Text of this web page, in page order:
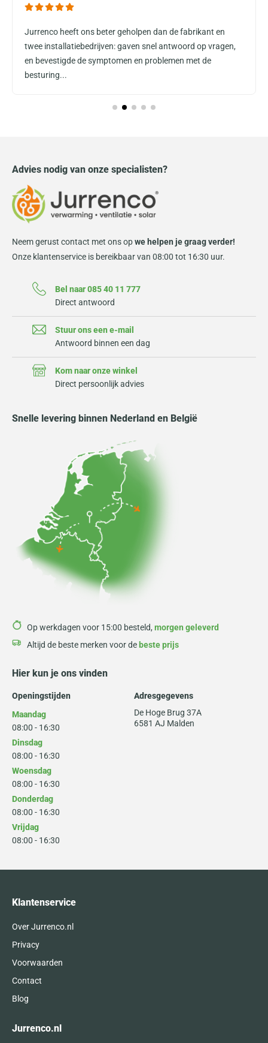
Jurrenco heeft ons beter geholpen dan de fabrikant en
twee installatiebedrijven: gaven snel antwoord op vragen,
en bevestigde de symptomen en problemen met de
besturing...
Advies nodig van onze specialisten?
Neem gerust contact met ons opwe helpen je graag verder!
Onze klantenservice is bereikbaar van 08:00 tot 16:30 uur.
Bel naar 085 40 11 777
Direct antwoord
Stuur ons een e-mail
Antwoord binnen een dag
Kom naar onze winkel
Direct persoonlijk advies
Snelle levering binnen Nederland en België
Op werkdagen voor 15:00 besteld, morgen geleverd
Altijd de beste merken voor de beste prijs
Hier kun je ons vinden
Openingstijden
Maandag
08:00 - 16:30
Dinsdag
08:00 - 16:30
Woensdag
08:00 - 16:30
Donderdag
08:00 - 16:30
Vrijdag
08:00 - 16:30
Adresgegevens
De Hoge Brug 37A
6581 AJ Malden
Klantenservice
Over Jurrenco.nl
Privacy
Voorwaarden
Contact
Blog
Jurrenco.nl